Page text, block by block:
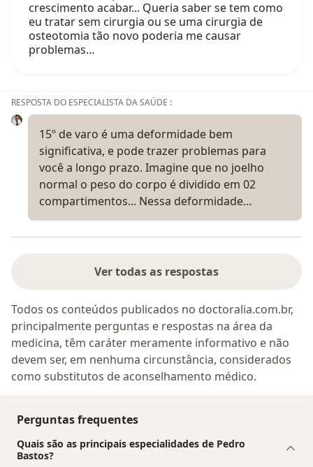
crescimento acabar... Queria saber se tem como
eu tratar sem cirurgia ou se uma cirurgia de
osteotomia tão novo poderia me causar
problemas…
RESPOSTA DO ESPECIALISTA DA SAÚDE :
15º de varo é uma deformidade bem
significativa, e pode trazer problemas para
você a longo prazo. Imagine que no joelho
normal o peso do corpo é dividido em 02
compartimentos... Nessa deformidade…
Ver todas as respostas
Todos os conteúdos publicados no doctoralia.com.br,
principalmente perguntas e respostas na área da
medicina, têm caráter meramente informativo e não
devem ser, em nenhuma circunstância, considerados
como substitutos de aconselhamento médico.
Perguntas frequentes
Quais são as principais especialidades de Pedro
Bastos?